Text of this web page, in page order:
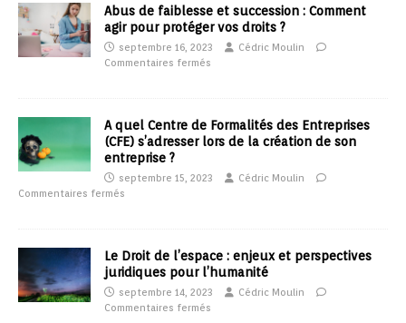
Abus de faiblesse et succession : Comment
agir pour protéger vos droits ?
septembre 16, 2023
Cédric Moulin
Commentaires fermés
A quel Centre de Formalités des Entreprises
(CFE) s’adresser lors de la création de son
entreprise ?
septembre 15, 2023
Cédric Moulin
Commentaires fermés
Le Droit de l’espace : enjeux et perspectives
juridiques pour l’humanité
septembre 14, 2023
Cédric Moulin
Commentaires fermés